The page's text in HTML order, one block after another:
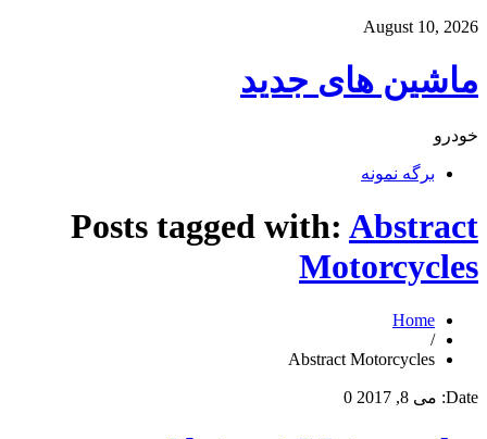
August 10, 2026
ماشین های جدید
خودرو
برگه نمونه
Posts tagged with: Abstract
Motorcycles
Home
/
Abstract Motorcycles
Date: می 8, 2017 0